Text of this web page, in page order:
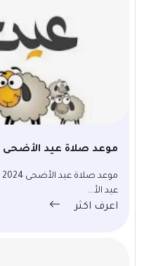
موعد صلاة عيد الأضحى 2024 في تلمسان | الجزائر
عيد الأ...
اعرف اكثر